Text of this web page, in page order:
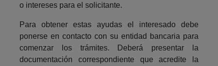
o intereses para el solicitante.
Para obtener estas ayudas el interesado debe
ponerse en contacto con su entidad bancaria para
comenzar los trámites. Deberá presentar la
documentación correspondiente que acredite la